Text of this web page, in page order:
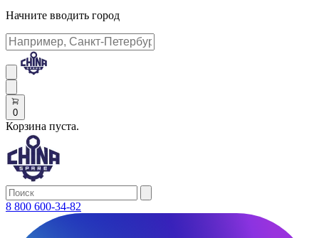
Начните вводить город
0
Корзина пуста.
8 800 600-34-82